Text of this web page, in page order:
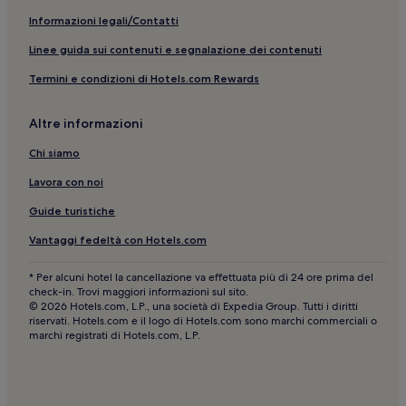
Castellammare del Golfo: Hotel con sorgente termale
Riserva Naturale dello Zingaro: B&B
Partinico: Hotel per famiglie
Tonnara di Scopello: hotel nelle vicinanze
Castellammare del Golfo: hotel a 3 stelle
Informazioni legali/Contatti
Linee guida sui contenuti e segnalazione dei contenuti
Termini e condizioni di Hotels.com Rewards
Altre informazioni
Chi siamo
Lavora con noi
Guide turistiche
Vantaggi fedeltà con Hotels.com
* Per alcuni hotel la cancellazione va effettuata più di 24 ore prima del
check-in. Trovi maggiori informazioni sul sito.
© 2026 Hotels.com, L.P., una società di Expedia Group. Tutti i diritti
riservati. Hotels.com e il logo di Hotels.com sono marchi commerciali o
marchi registrati di Hotels.com, L.P.